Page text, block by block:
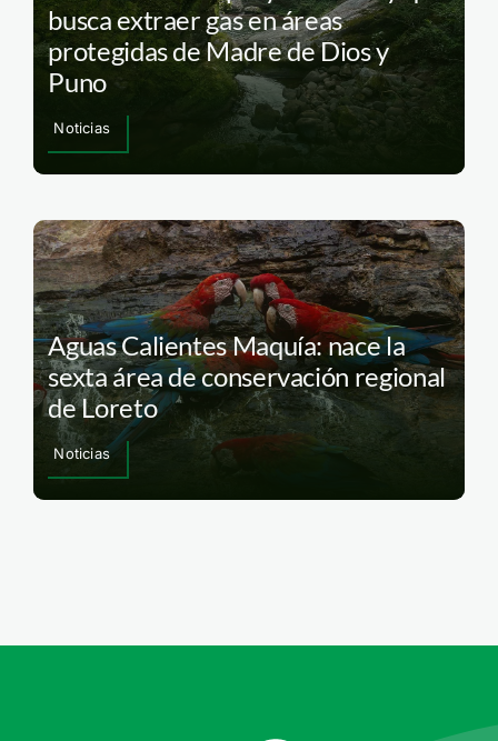
busca extraer gas en áreas
protegidas de Madre de Dios y
Puno
Noticias
Aguas Calientes Maquía: nace la
sexta área de conservación regional
de Loreto
Noticias